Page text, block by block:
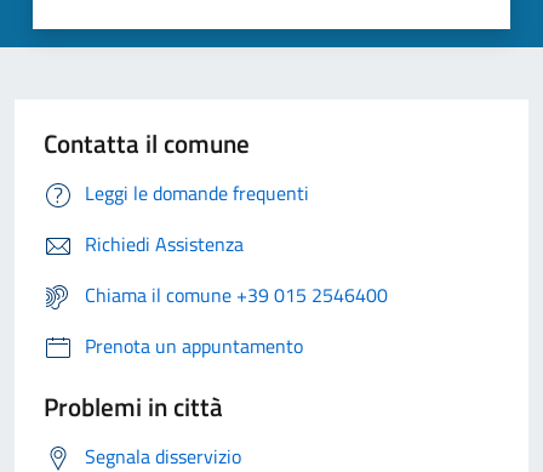
Contatta il comune
Leggi le domande frequenti
Richiedi Assistenza
Chiama il comune +39 015 2546400
Prenota un appuntamento
Problemi in città
Segnala disservizio